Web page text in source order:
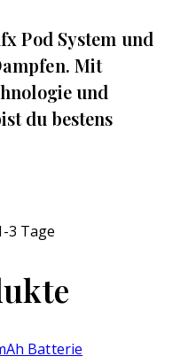
Pod System und
Mit
und
du bestens
3 Tage